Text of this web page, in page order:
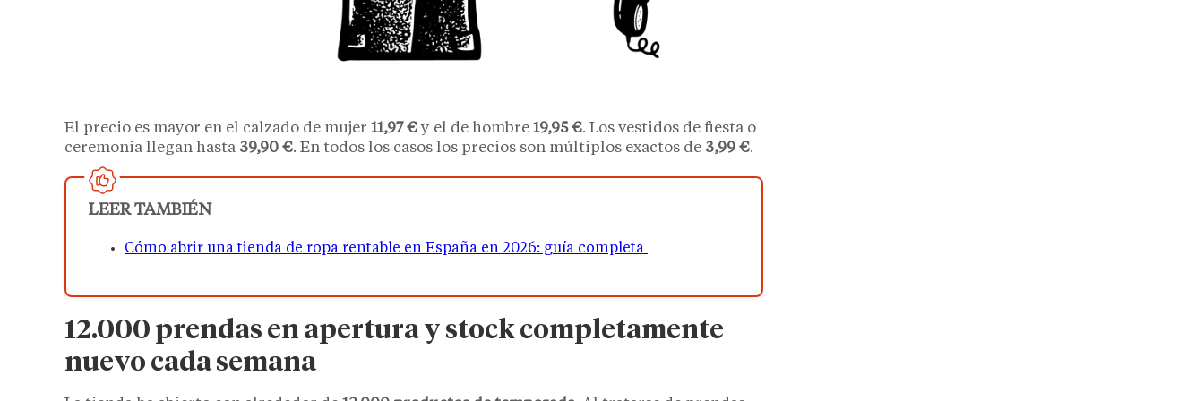
El precio es mayor en el calzado de mujer 11,97 €y el de hombre 19,95 €. Los vestidos de fiesta o
ceremonia llegan hasta 39,90 €. En todos los casos los precios son múltiplos exactos de 3,99 €.
LEER TAMBIÉN
Cómo abrir una tienda de ropa rentable en España en 2026: guía completa
12.000 prendas en apertura y stock completamente
nuevo cada semana